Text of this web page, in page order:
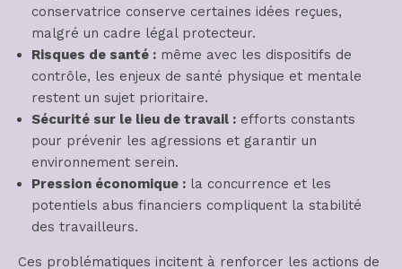
conservatrice conserve certaines idées reçues,
malgré un cadre légal protecteur.
Risques de santé : même avec les dispositifs de
contrôle, les enjeux de santé physique et mentale
restent un sujet prioritaire.
Sécurité sur le lieu de travail : efforts constants
pour prévenir les agressions et garantir un
environnement serein.
Pression économique : la concurrence et les
potentiels abus financiers compliquent la stabilité
des travailleurs.
Ces problématiques incitent à renforcer les actions de